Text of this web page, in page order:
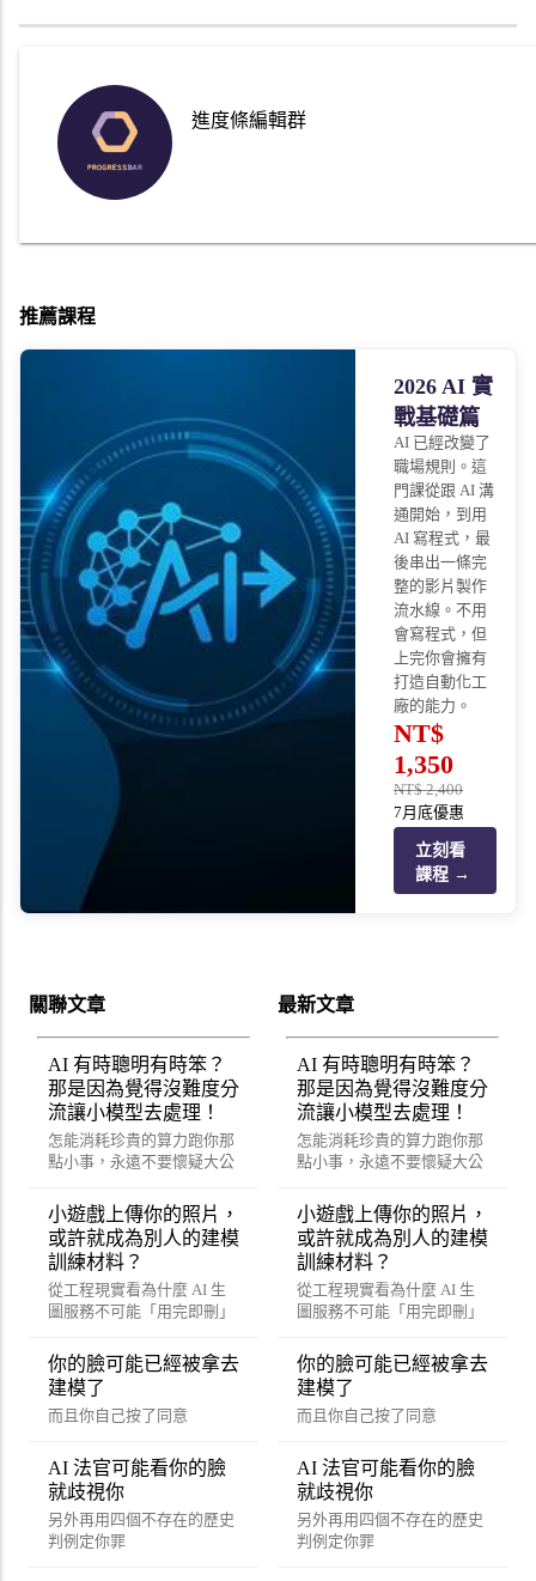
進度條編輯群
推薦課程
2026 AI 實
戰基礎篇
AI 已經改變了
職場規則。這
門課從跟 AI 溝
通開始，到用
AI 寫程式，最
後串出一條完
整的影片製作
流水線。不用
會寫程式，但
上完你會擁有
打造自動化工
廠的能力。
NT$
1,350
NT$2,400
7月底優惠
立刻看
課程 →
關聯文章
AI 有時聰明有時笨？
那是因為覺得沒難度分
流讓小模型去處理！
怎能消耗珍貴的算力跑你那
點小事，永遠不要懷疑大公
小遊戲上傳你的照片，
或許就成為別人的建模
訓練材料？
從工程現實看為什麼 AI 生
圖服務不可能「用完即刪」
你的臉可能已經被拿去
建模了
而且你自己按了同意
AI 法官可能看你的臉
就歧視你
另外再用四個不存在的歷史
判例定你罪
最新文章
AI 有時聰明有時笨？
那是因為覺得沒難度分
流讓小模型去處理！
怎能消耗珍貴的算力跑你那
點小事，永遠不要懷疑大公
小遊戲上傳你的照片，
或許就成為別人的建模
訓練材料？
從工程現實看為什麼 AI 生
圖服務不可能「用完即刪」
你的臉可能已經被拿去
建模了
而且你自己按了同意
AI 法官可能看你的臉
就歧視你
另外再用四個不存在的歷史
判例定你罪